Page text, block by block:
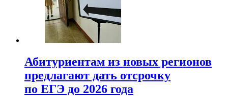
Абитуриентам из новых регионов
предлагают дать отсрочку
по ЕГЭ до 2026 года